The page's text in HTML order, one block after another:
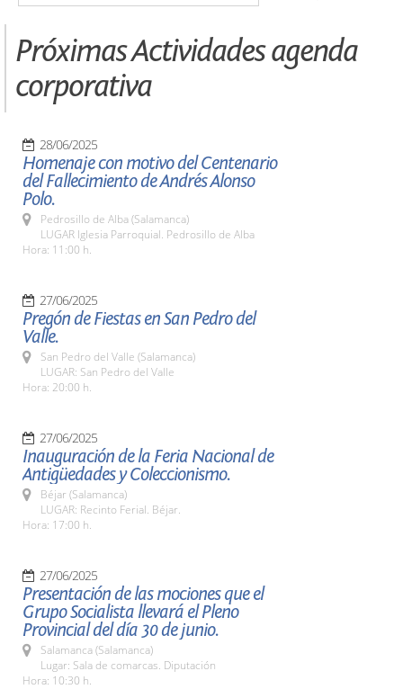
Próximas Actividades agenda
corporativa
28/06/2025
Homenaje con motivo del Centenario
del Fallecimiento de Andrés Alonso
Polo.
Pedrosillo de Alba (Salamanca)
LUGAR Iglesia Parroquial. Pedrosillo de Alba
Hora: 11:00 h.
27/06/2025
Pregón de Fiestas en San Pedro del
Valle.
San Pedro del Valle (Salamanca)
LUGAR: San Pedro del Valle
Hora: 20:00 h.
27/06/2025
Inauguración de la Feria Nacional de
Antigüedades y Coleccionismo.
Béjar (Salamanca)
LUGAR: Recinto Ferial. Béjar.
Hora: 17:00 h.
27/06/2025
Presentación de las mociones que el
Grupo Socialista llevará el Pleno
Provincial del día 30 de junio.
Salamanca (Salamanca)
Lugar: Sala de comarcas. Diputación
Hora: 10:30 h.